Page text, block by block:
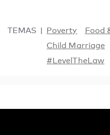
TEMAS Poverty
Food
Child Marriage
#LevelTheLaw